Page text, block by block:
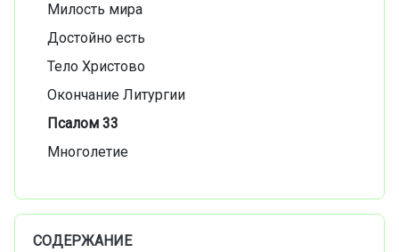
Милость мира
Достойно есть
Тело Христово
Окончание Литургии
Псалом 33
Многолетие
СОДЕРЖАНИЕ